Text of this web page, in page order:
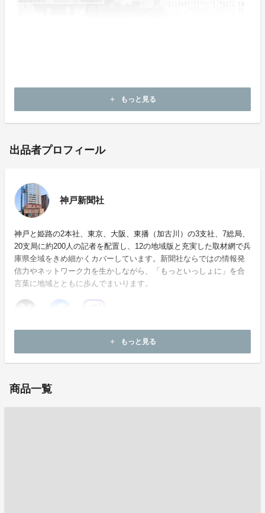
add もっと見る
出品者プロフィール
神戸新聞社
神戸と姫路の2本社、東京、大阪、東播（加古川）の3支社、7総局、
20支局に約200人の記者を配置し、12の地域版と充実した取材網で兵
庫県全域をきめ細かくカバーしています。新聞社ならではの情報発
信力やネットワーク力を生かしながら、「もっといっしょに」を合
言葉に地域とともに歩んでまいります。
add もっと見る
商品一覧